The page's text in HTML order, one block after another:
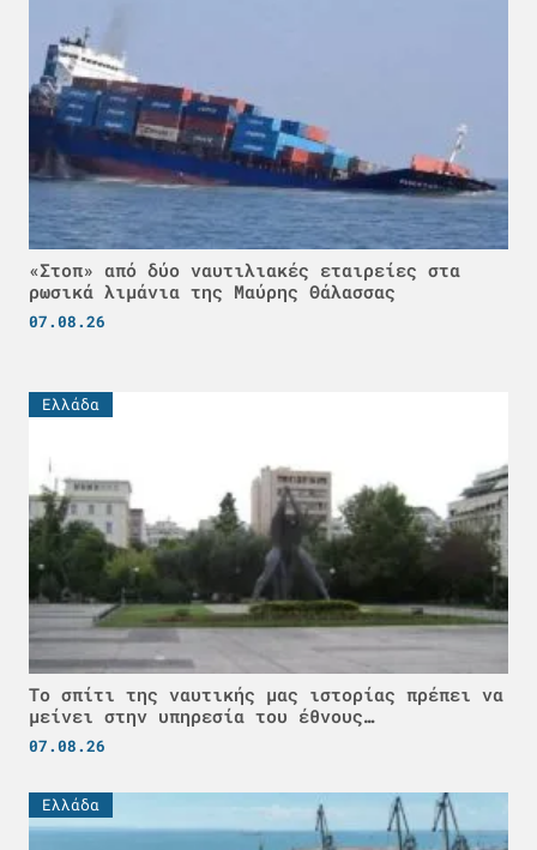
«Στοπ» από δύο ναυτιλιακές εταιρείες στα
ρωσικά λιμάνια της Μαύρης Θάλασσας
07.08.26
Ελλάδα
Το σπίτι της ναυτικής μας ιστορίας πρέπει να
μείνει στην υπηρεσία του έθνους…
07.08.26
Ελλάδα